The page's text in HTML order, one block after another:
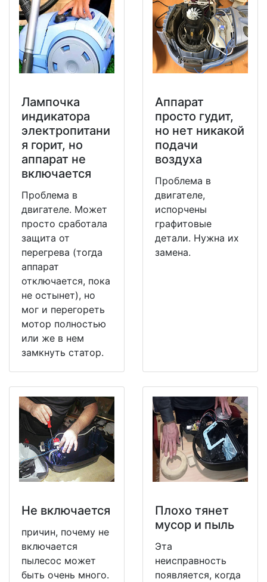
Лампочка
индикатора
электропитани
я горит, но
аппарат не
включается
Проблема в
двигателе. Может
просто сработала
защита от
перегрева (тогда
аппарат
отключается, пока
не остынет), но
мог и перегореть
мотор полностью
или же в нем
замкнуть статор.
Аппарат
просто гудит,
но нет никакой
подачи
воздуха
Проблема в
двигателе,
испорчены
графитовые
детали. Нужна их
замена.
Не включается
причин, почему не
включается
пылесос может
быть очень много.
Плохо тянет
мусор и пыль
Эта
неисправность
появляется, когда